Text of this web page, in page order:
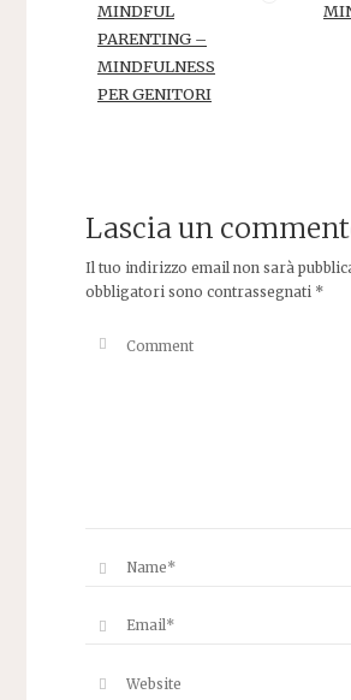
MINDFUL
PARENTING –
MINDFULNESS
PER GENITORI
Lascia un
Il tuo indirizzo email non sarà
obbligatori sono contrassegnati *